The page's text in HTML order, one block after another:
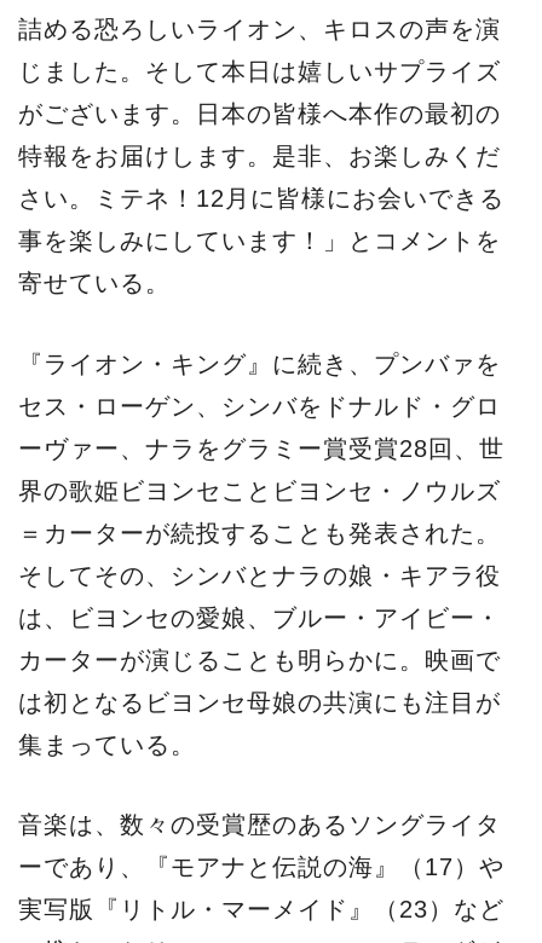
詰める恐ろしいライオン、キロスの声を演
じました。そして本日は嬉しいサプライズ
がございます。日本の皆様へ本作の最初の
特報をお届けします。是非、お楽しみくだ
さい。ミテネ！12月に皆様にお会いできる
事を楽しみにしています！」とコメントを
寄せている。
『ライオン・キング』に続き、プンバァを
セス・ローゲン、シンバをドナルド・グロ
ーヴァー、ナラをグラミー賞受賞28回、世
界の歌姫ビヨンセことビヨンセ・ノウルズ
＝カーターが続投することも発表された。
そしてその、シンバとナラの娘・キアラ役
は、ビヨンセの愛娘、ブルー・アイビー・
カーターが演じることも明らかに。映画で
は初となるビヨンセ母娘の共演にも注目が
集まっている。
音楽は、数々の受賞歴のあるソングライタ
ーであり、『モアナと伝説の海』（17）や
実写版『リトル・マーメイド』（23）など